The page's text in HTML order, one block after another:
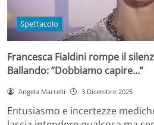
Spettacolo
Francesca Fialdini rompe il
Ballando: “Dobbiamo capire…”
Angela Marrelli 3 Dicembre 2025
Entusiasmo e incertezze